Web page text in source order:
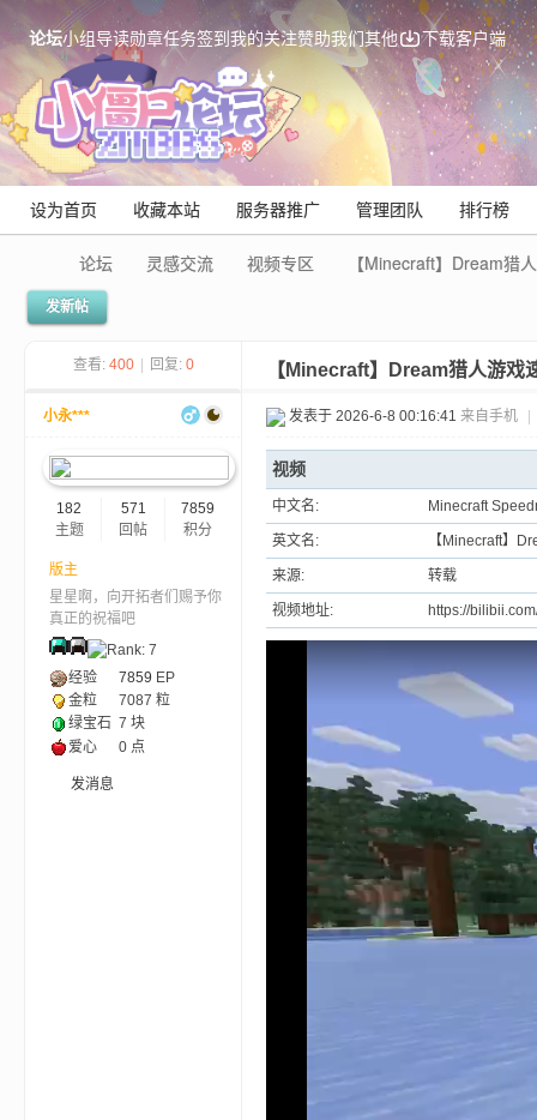
论坛小组导读勋章任务签到我的关注赞助我们其他 下载客户端
设为首页 收藏本站 服务器推广 管理团队 排行榜
论坛 灵感交流 视频专区 【Minecraft】Dream猎
发新帖
查看: 400 回复: 0 【Minecraft】Dream猎人游戏
小永***
182
主题
571
回帖
7859
积分
版主
星星啊，向开拓者们赐予你
真正的祝福吧
经验 7859 EP
金粒
7087 粒
绿宝石 7 块
爱心
0 点
发消息
发表于 2026-6-8 00:16:41 来自手机
视频
中文名: Minecraft
英文名: 【Minecraft】
来源: 转载
视频地址: https://